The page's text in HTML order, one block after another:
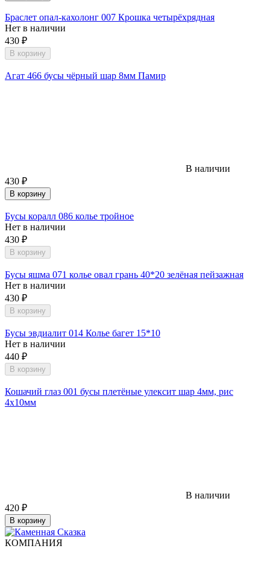
Браслет опал-кахолонг 007 Крошка четырёхрядная
Нет в наличии
430 ₽
В корзину
Агат 466 бусы чёрный шар 8мм Памир
В наличии
430 ₽
В корзину
Бусы коралл 086 колье тройное
Нет в наличии
430 ₽
В корзину
Бусы яшма 071 колье овал грань 40*20 зелёная пейзажная
Нет в наличии
430 ₽
В корзину
Бусы эвдиалит 014 Колье багет 15*10
Нет в наличии
440 ₽
В корзину
Кошачий глаз 001 бусы плетёные улексит шар 4мм, рис
4х10мм
В наличии
420 ₽
В корзину
КОМПАНИЯ